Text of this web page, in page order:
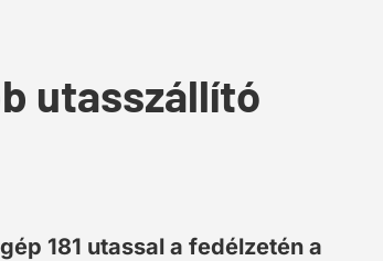
utasszállító
181 utassal a fedélzetén a